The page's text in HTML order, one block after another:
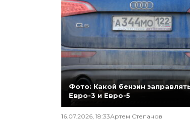
Фото: Какой бензин
Евро-3 и Евро-5
16.07.2026, 18:33Артем Степанов